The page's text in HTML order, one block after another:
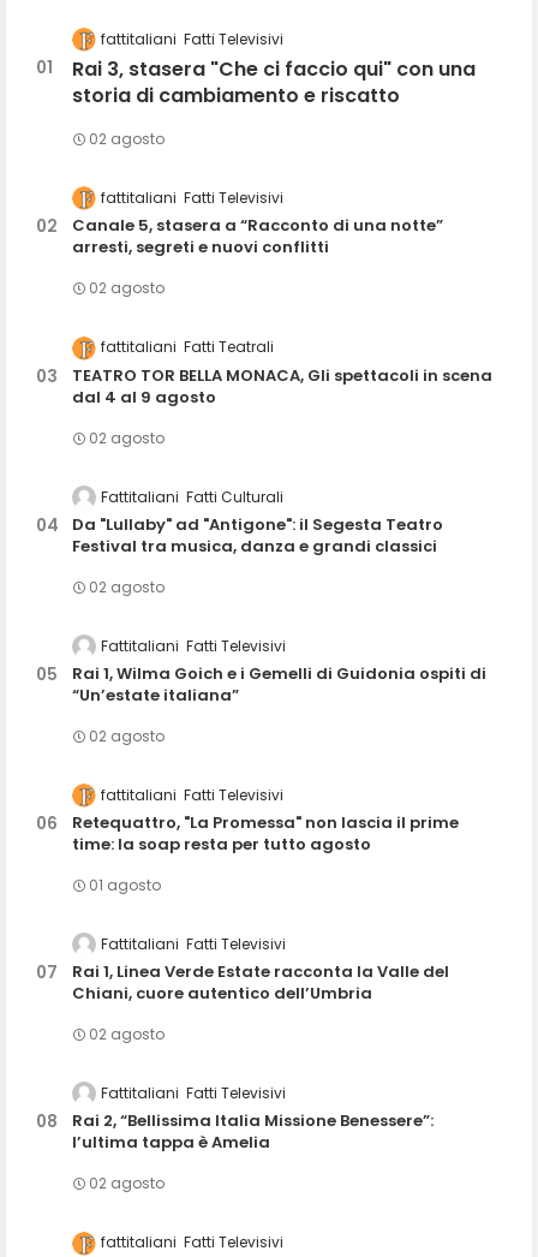
fattitaliani Fatti Televisivi
Rai 3, stasera "Che ci faccio qui" con una
storia di cambiamento e riscatto
02 agosto
fattitaliani Fatti Televisivi
Canale 5, stasera a “Racconto di una notte”
arresti, segreti e nuovi conflitti
02 agosto
fattitaliani Fatti Teatrali
TEATRO TOR BELLA MONACA, Gli spettacoli in scena
dal 4 al 9 agosto
02 agosto
Fattitaliani Fatti Culturali
Da "Lullaby" ad "Antigone": il Segesta Teatro
Festival tra musica, danza e grandi classici
02 agosto
Fattitaliani Fatti Televisivi
Rai 1, Wilma Goich e i Gemelli di Guidonia ospiti di
“Un’estate italiana”
02 agosto
fattitaliani Fatti Televisivi
Retequattro, "La Promessa" non lascia il prime
time: la soap resta per tutto agosto
01 agosto
Fattitaliani Fatti Televisivi
Rai 1, Linea Verde Estate racconta la Valle del
Chiani, cuore autentico dell’Umbria
02 agosto
Fattitaliani Fatti Televisivi
Rai 2, “Bellissima Italia Missione Benessere”:
l’ultima tappa è Amelia
02 agosto
fattitaliani Fatti Televisivi